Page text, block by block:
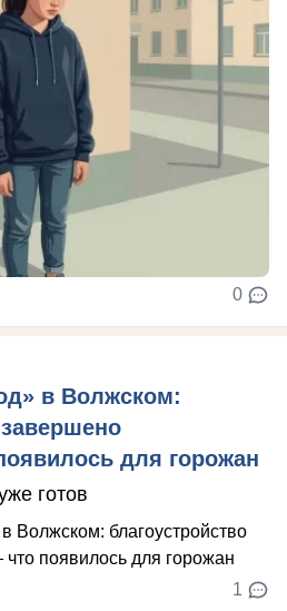
0
в Волжском:
для горожан
готов
1